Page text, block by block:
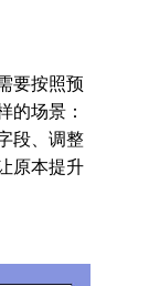
要按照预
的场景：
段、调整
原本提升